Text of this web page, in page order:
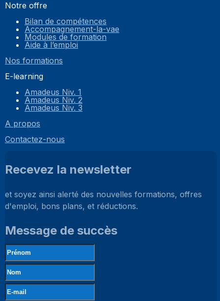
Notre offre
Bilan de compétences
Accompagnement-la-vae
Modules de formation
Aide à l’emploi
Nos formations
E-learning
Amadeus Niv. 1
Amadeus Niv. 2
Amadeus Niv. 3
A propos
Contactez-nous
Recevez la newsletter
et soyez ainsi alerté des nouvelles formations, offres
d'emploi, bons plans, et réductions.
Message de succès